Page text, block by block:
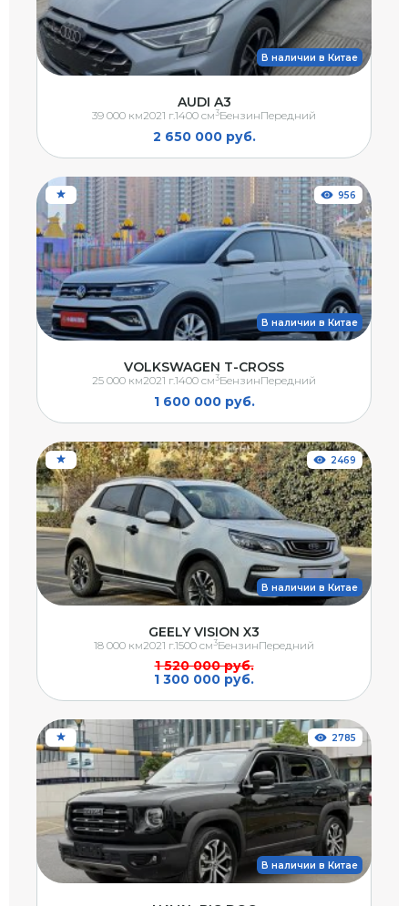
В наличии в Китае
AUDI A3
2 650 000 руб.
39 000 км2021 г.1400 см3БензинПередний
В наличии в Китае
956
VOLKSWAGEN T-CROSS
1 600 000 руб.
25 000 км2021 г.1400 см3БензинПередний
В наличии в Китае
2469
GEELY VISION X3
1 520 000 руб.
1 300 000 руб.
18 000 км2021 г.1500 см3БензинПередний
В наличии в Китае
2785